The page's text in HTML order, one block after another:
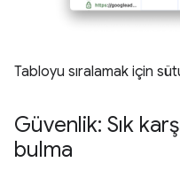
Tabloyu sıralamak için
Güvenlik: Sık
bulma